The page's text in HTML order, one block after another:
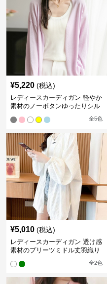
¥5,220 (税込)
レディースカーディガン 軽やか
素材のノーボタンゆったりシル
全5色
¥5,010 (税込)
レディースカーディガン 透け感
素材のプリーツミドル丈羽織り
全2色